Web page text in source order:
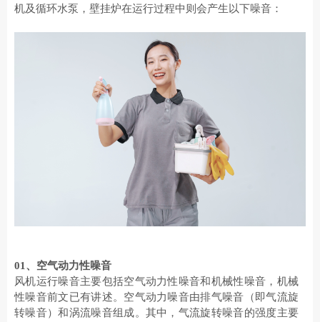
机及循环水泵，壁挂炉在运行过程中则会产生以下噪音：
01 、 空气动力性噪音
风机运行噪音主要包括空气动力性噪音和机械性噪音，机械
性噪音前文已有讲述。空气动力噪音由排气噪音（即气流旋
转噪音）和涡流噪音组成。其中，气流旋转噪音的强度主要